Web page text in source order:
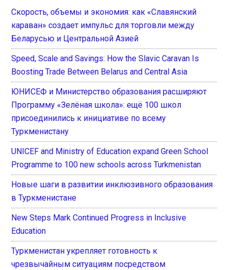
Скорость, объемы и экономия: как «Славянский
караван» создает импульс для торговли между
Беларусью и Центральной Азией
Speed, Scale and Savings: How the Slavic Caravan Is
Boosting Trade Between Belarus and Central Asia
ЮНИСЕФ и Министерство образования расширяют
Программу «Зелёная школа»: ещё 100 школ
присоединились к инициативе по всему
Туркменистану
UNICEF and Ministry of Education expand Green School
Programme to 100 new schools across Turkmenistan
Новые шаги в развитии инклюзивного образования
в Туркменистане
New Steps Mark Continued Progress in Inclusive
Education
Туркменистан укрепляет готовность к
чрезвычайным ситуациям посредством